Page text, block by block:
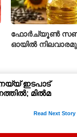
ഫോർച്യൂൺ
ഓയിൽ